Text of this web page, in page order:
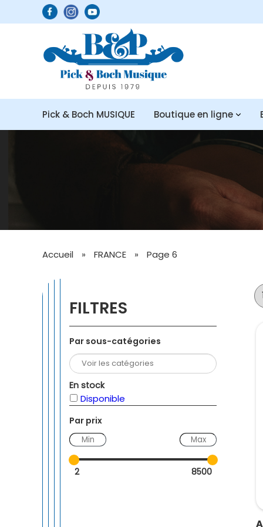
Pick & Boch MUSIQUE Boutique en ligne
Accueil » FRANCE » Page 6
FILTRES
Par sous-catégories
En stock
Disponible
Par prix
2 8500